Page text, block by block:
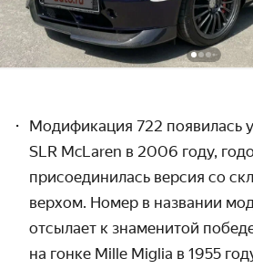
Модификация 722 появилась
SLR McLaren в 2006 году,
присоединилась версия со
верхом. Номер в названии
отсылает к знаменитой
на гонке Mille Miglia в 1955